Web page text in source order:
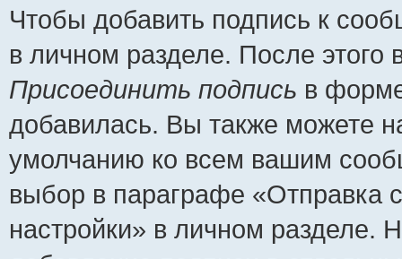
Чтобы добавить подпись к
в личном разделе. После
Присоединить подпись в
добавилась. Вы также можете
умолчанию ко всем вашим
выбор в параграфе «Отправка
настройки» в личном разделе.